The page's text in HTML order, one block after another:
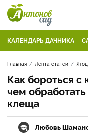
КАЛЕНДАРЬ ДАЧНИКА
Главная Лента статей
Как бороться
чем
клеща
Любовь